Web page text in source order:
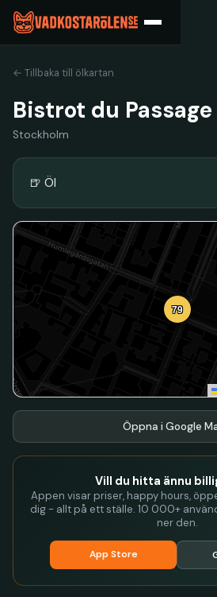
← Tillbaka till ölkartan
Bistrot du Passage
Stockholm
🍺 Öl
79
Öppna i Google
Vill du hitta ännu
Appen visar priser, happy hours,
dig - allt på ett ställe. 10 000+
ner den.
App Store